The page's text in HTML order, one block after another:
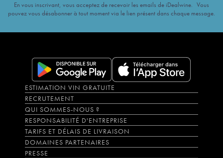
En vous inscrivant, vous acceptez de recevoir les emails de iDealwine. Vous
pouvez vous désabonner à tout moment via le lien présent dans chaque message.
ESTIMATION VIN GRATUITE
RECRUTEMENT
QUI SOMMES-NOUS ?
RESPONSABILITÉ D'ENTREPRISE
TARIFS ET DÉLAIS DE LIVRAISON
DOMAINES PARTENAIRES
PRESSE